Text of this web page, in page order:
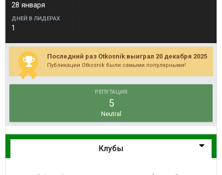
28 января
ДНЕЙ В ЛИДЕРАХ
1
Последний раз Otkosnik выиграл 20 декабря 2025
Публикации Otkosnik были самыми популярными!
РЕПУТАЦИЯ
5
Neutral
Клубы